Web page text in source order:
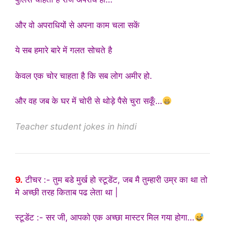
और वो अपराधियों से अपना काम चला सकें
ये सब हमारे बारे में गलत सोचते है
केवल एक चोर चाहता है कि सब लोग अमीर हो.
और वह जब के घर में चोरी से थोड़े पैसे चुरा सकूँ…
Teacher student jokes in hindi
9. टीचर :- तुम बडे मुर्ख हो स्टूडेंट, जब मै तुम्हारी उम्र का था तो
मे अच्छी तरह किताब पढ लेता था |
स्टूडेंट :- सर जी, आपको एक अच्छा मास्टर मिल गया होगा…